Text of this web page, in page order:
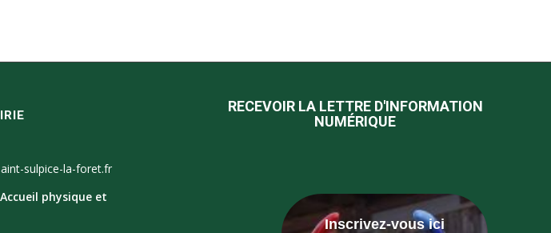
sulpice-la-foret.fr
Accueil physique et
RECEVOIR LA LETTRE D'INFORMATION
NUMÉRIQUE
Inscrivez-vous ici